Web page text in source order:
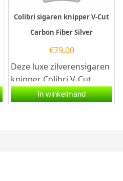
Colibri sigaren knipper V-Cut
Carbon Fiber Silver
€79,00
Deze luxe zilverensigaren
knipper Colibri V-Cut
Carbon Fiber Silver is
voorzien van twee
In winkelmand